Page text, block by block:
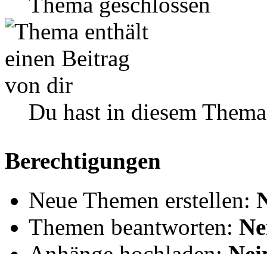
Du hast in diesem
Berechtigungen
Neue Themen erstellen:
Themen beantworten: